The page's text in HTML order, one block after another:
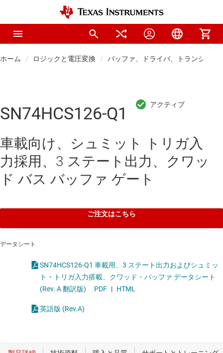
ホーム ロジックと電圧変換 バッファ、ドライバ、トランシーバ
SN74HCS126-Q1
車載向け、シュミット トリガ入
力採用、3 ステート出力、クワッ
ド バス バッファ ゲート
ご注文はこちら
データシート
SN74HCS126-Q1 車載用、3 ステート出力およびシュミッ
ト・トリガ入力搭載、クワッド・バッファ データシート
(Rev. A 翻訳版)
PDF | HTML
英語版 (Rev.A)